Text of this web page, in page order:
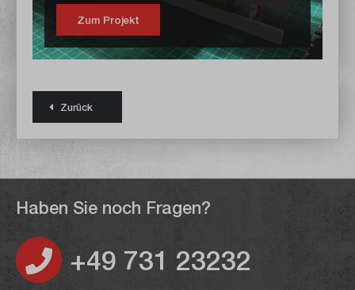
Zum Projekt
Zurück
Haben Sie noch Fragen?
+49 731 23232